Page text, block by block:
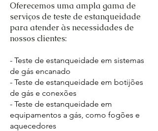
Oferecemos uma ampla gama de
serviços de teste de estanqueidade
para atender às necessidades de
nossos clientes:
- Teste de estanqueidade em sistemas
de gás encanado
- Teste de estanqueidade em botijões
de gás e conexões
- Teste de estanqueidade em
equipamentos a gás, como fogões e
aquecedores